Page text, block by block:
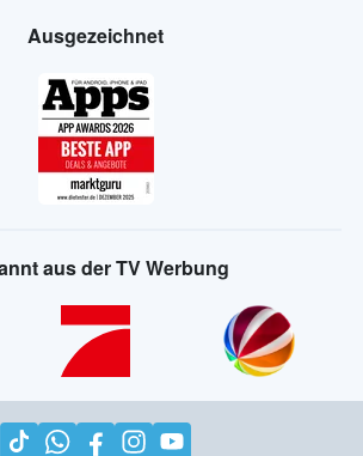
Ausgezeichnet
aus der TV Werbung